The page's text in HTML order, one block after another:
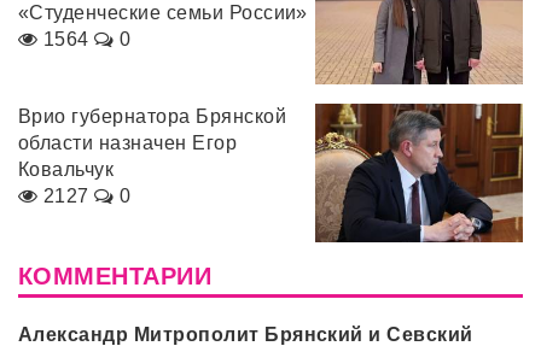
«Студенческие семьи России»
1564
0
Врио губернатора Брянской
области назначен Егор
Ковальчук
2127
0
КОММЕНТАРИИ
Александр Митрополит Брянский и Севский